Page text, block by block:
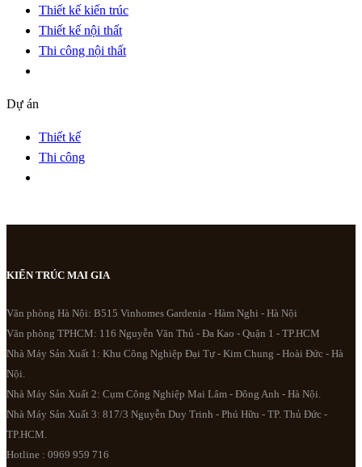
Thiết kế kiến trúc
Thiết kế nội thất
Thi công nội thất
Dự án
Thiết kế
Thi công
KIẾN TRÚC MAI GIA
Văn phòng Hà Nội: B515 Vinhomes Gardenia - Hàm Nghi - Hà Nội
Văn phòng TPHCM: 116 Nguyễn Văn Thủ - Đa Kao - Quận 1 - TP.HCM
Nhà Máy Sản Xuất 1: Khu Công Nghiệp Đại Tự - Kim Chung - Hoài Đức - Hà
Nội.
Nhà Máy Sản Xuất 2: Cụm Công Nghiệp Mai Lâm - Đông Anh - Hà Nội.
Nhà Máy Sản Xuất 3: 817/3 Nguyễn Duy Trinh - Phú Hữu - TP. Thủ Đức -
TP.HCM.
Hotline : 0969 959 716